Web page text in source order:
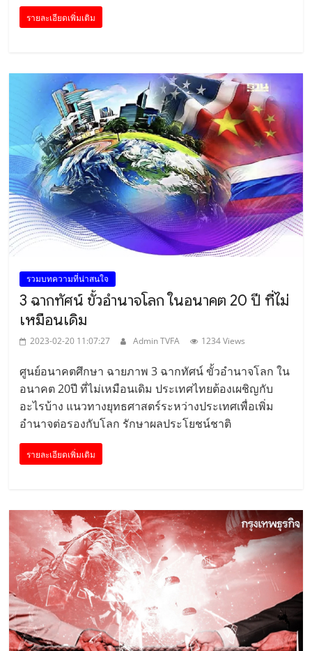
รายละเอียดเพิ่มเติม
รวมบทความที่น่าสนใจ
3 ฉากทัศน์ ขั้วอำนาจโลก ในอนาคต 20 ปี ที่ไม่
เหมือนเดิม
2023-02-20 11:07:27 Admin TVFA 1234 Views
ศูนย์อนาคตศึกษา ฉายภาพ 3 ฉากทัศน์ ขั้วอำนาจโลก ใน
อนาคต 20ปี ที่ไม่เหมือนเดิม ประเทศไทยต้องเผชิญกับ
อะไรบ้าง แนวทางยุทธศาสตร์ระหว่างประเทศเพื่อเพิ่ม
อำนาจต่อรองกับโลก รักษาผลประโยชน์ชาติ
รายละเอียดเพิ่มเติม